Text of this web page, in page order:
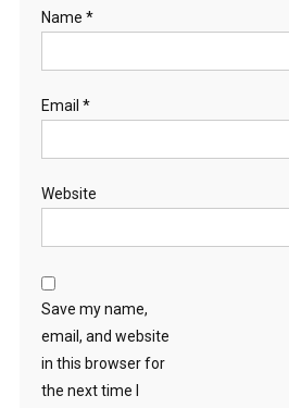
Name *
Email *
Website
Save my name,
email, and website
in this browser for
the next time I